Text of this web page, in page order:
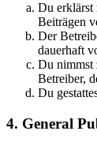
Du erklärst
Beiträgen
Der
dauerhaft
Du nimmst
Betreiber,
Du
4. General